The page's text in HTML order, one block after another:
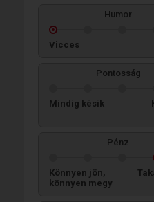
Humor
Vicces
Pontosság
Mindig késik
Pénz
Könnyen jön,
könnyen megy